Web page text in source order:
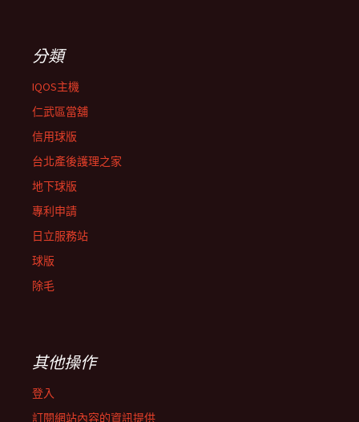
分類
IQOS主機
仁武區當舖
信用球版
台北產後護理之家
地下球版
專利申請
日立服務站
球版
除毛
其他操作
登入
訂閱網站內容的資訊提供